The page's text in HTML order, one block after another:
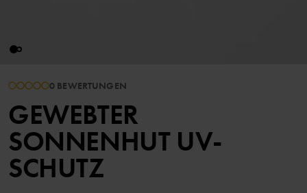
0 BEWERTUNGEN
GEWEBTER
SONNENHUT UV-
SCHUTZ